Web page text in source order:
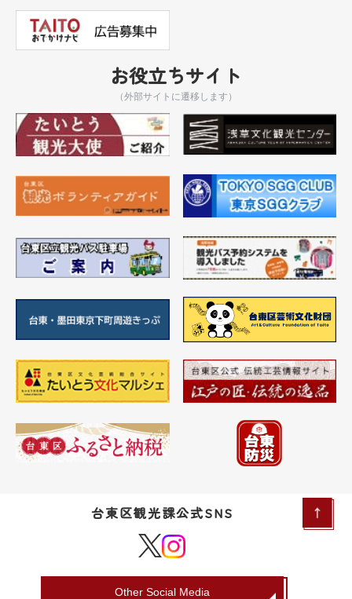
お役立ちサイト
（外部サイトに遷移します）
台東区観光課公式SNS
Other Social Media